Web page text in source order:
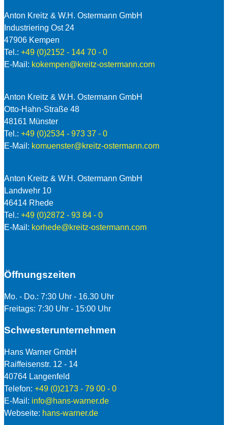
Anton Kreitz & W.H. Ostermann GmbH
Industriering Ost 24
47906 Kempen
Tel.: +49 (0)2152 - 144 70 - 0
E-Mail: kokempen@kreitz-ostermann.com
Anton Kreitz & W.H. Ostermann GmbH
Otto-Hahn-Straße 48
48161 Münster
Tel.: +49 (0)2534 - 973 37 - 0
E-Mail: komuenster@kreitz-ostermann.com
Anton Kreitz & W.H. Ostermann GmbH
Landwehr 10
46414 Rhede
Tel.: +49 (0)2872 - 93 84 - 0
E-Mail: korhede@kreitz-ostermann.com
Öffnungszeiten
Mo. - Do.: 7:30 Uhr - 16.30 Uhr
Freitags: 7:30 Uhr - 15:00 Uhr
Schwesterunternehmen
Hans Warner GmbH
Raiffeisenstr. 12 - 14
40764 Langenfeld
Telefon: +49 (0)2173 - 79 00 - 0
E-Mail: info@hans-warner.de
Webseite: hans-warner.de